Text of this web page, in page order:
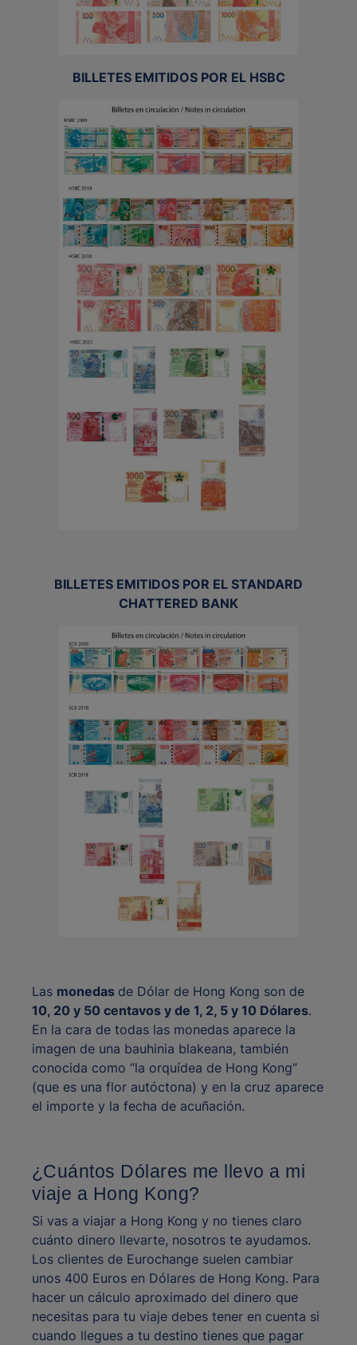
BILLETES EMITIDOS POR EL HSBC
BILLETES EMITIDOS POR EL STANDARD
CHATTERED BANK
Las monedas de Dólar de Hong Kong son de
10, 20 y 50 centavos y de 1, 2, 5 y 10 Dólares.
En la cara de todas las monedas aparece la
imagen de una bauhinia blakeana, también
conocida como “la orquídea de Hong Kong”
(que es una flor autóctona) y en la cruz aparece
el importe y la fecha de acuñación.
¿Cuántos Dólares me llevo a mi
viaje a Hong Kong?
Si vas a viajar a Hong Kong y no tienes claro
cuánto dinero llevarte, nosotros te ayudamos.
Los clientes de Eurochange suelen cambiar
unos 400 Euros en Dólares de Hong Kong. Para
hacer un cálculo aproximado del dinero que
necesitas para tu viaje debes tener en cuenta si
cuando llegues a tu destino tienes que pagar